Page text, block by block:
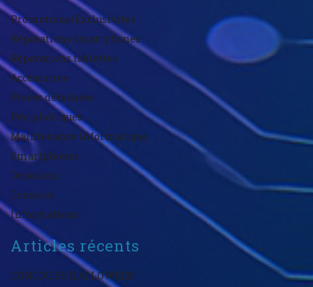
Promotions/Exclusivités
Réparations smartphones
Réparations tablettes
Accessoires
Pièces détachées
Périphériques
Maintenance informatique
Smartphones
Occasions
Consoles
Informations
Articles récents
CONCOURS HALLOWEEN